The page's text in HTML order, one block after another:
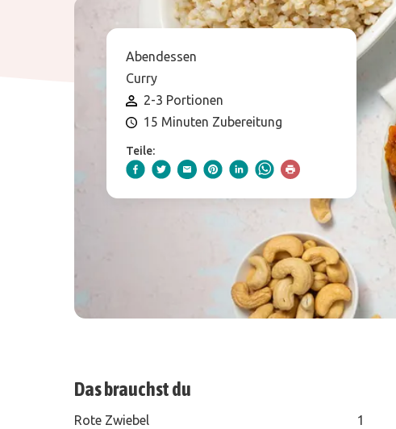
Abendessen
Curry
2-3 Portionen
15 Minuten Zubereitung
Teile:
Das brauchst du
Rote Zwiebel 1